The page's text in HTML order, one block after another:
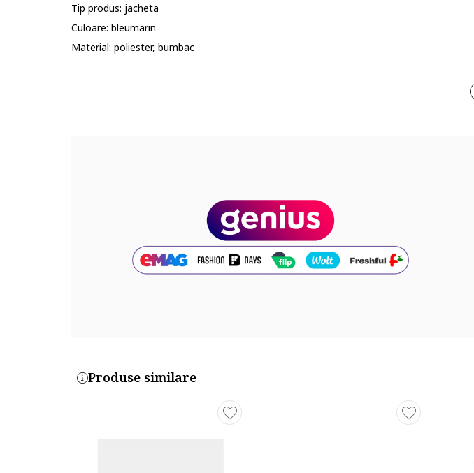
Tip produs: jacheta
Culoare: bleumarin
Material: poliester, bumbac
Produse similare